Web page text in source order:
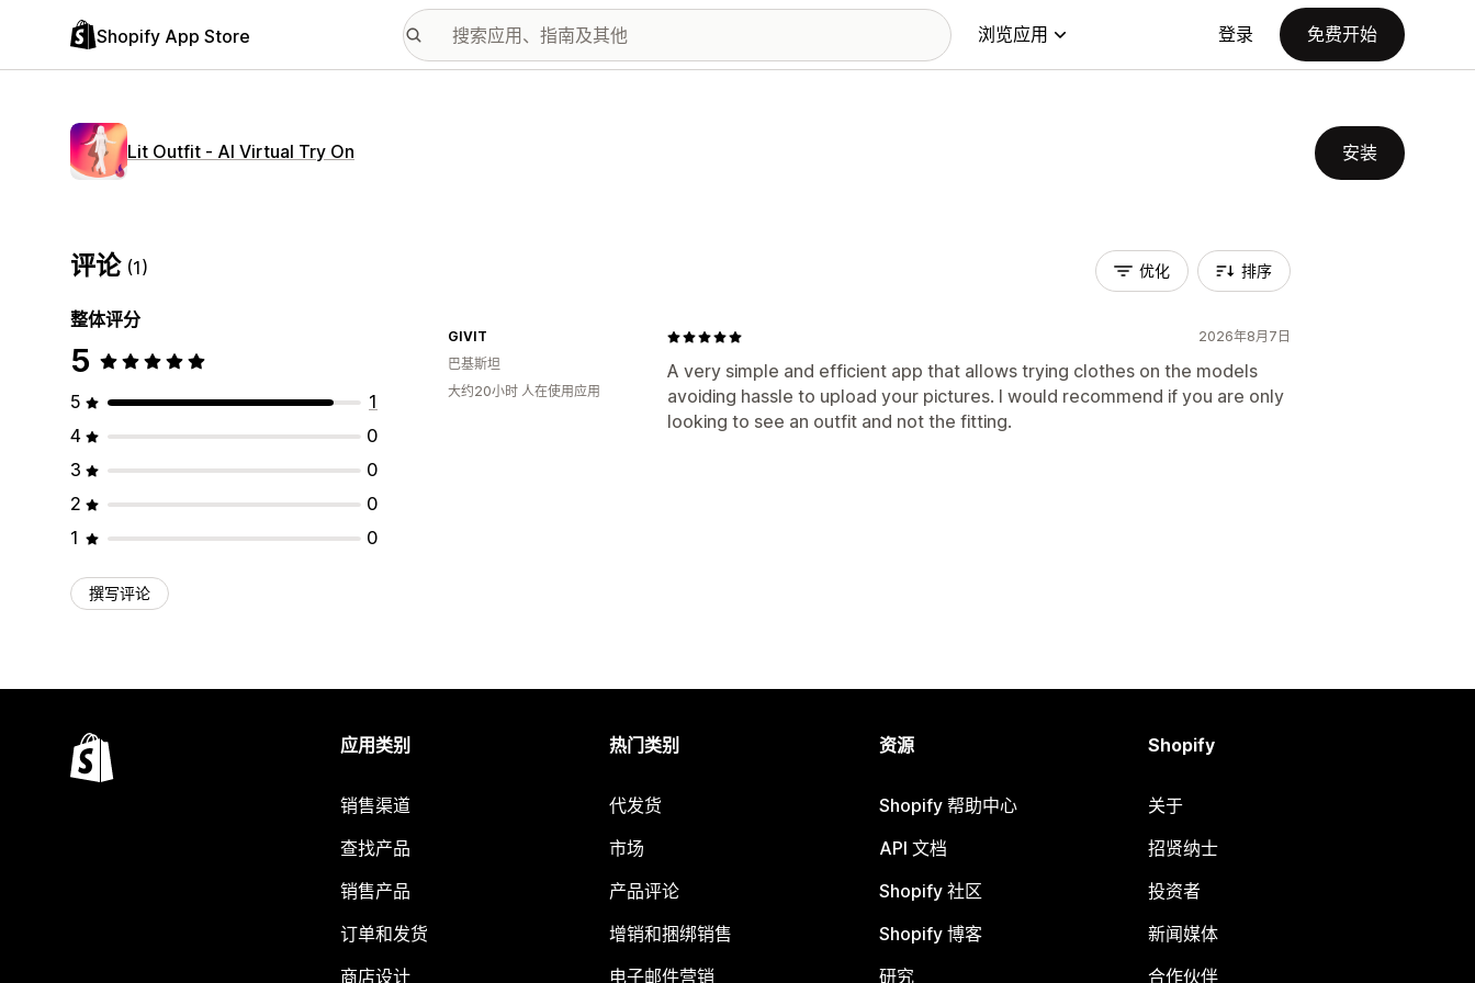
Shopify App Store 浏览应用 登录 免费开始
Lit Outfit ‑ AI Virtual Try On 安装
评论 (1)
整体评分
5
5
1
4
0
3
0
2
0
1
0
撰写评论
优化 排序
2026年8月7日
A very simple and efficient app that allows trying clothes on the models
avoiding hassle to upload your pictures. I would recommend if you are only
looking to see an outfit and not the fitting.
GIVIT
巴基斯坦
大约20小时 人在使用应用
应用类别
销售渠道
查找产品
销售产品
订单和发货
商店设计
热门类别
代发货
市场
产品评论
增销和捆绑销售
电子邮件营销
资源
Shopify 帮助中心
API 文档
Shopify 社区
Shopify 博客
研究
Shopify
关于
招贤纳士
投资者
新闻媒体
合作伙伴